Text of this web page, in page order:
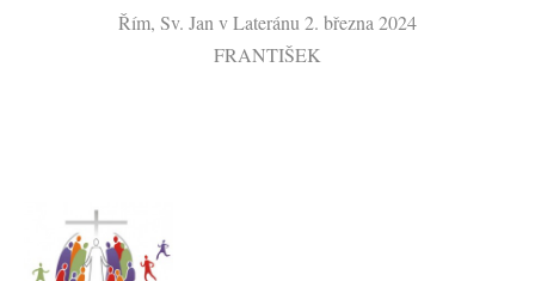
Řím, Sv. Jan v Lateránu 2. března 2024
FRANTIŠEK